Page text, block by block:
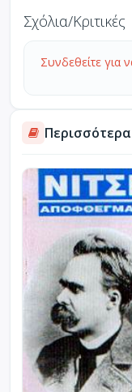
Σχόλια/Κριτικές
Συνδεθείτε για